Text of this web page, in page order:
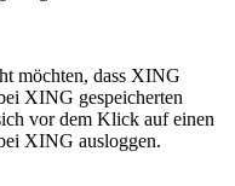
möchten, dass XING
XING gespeicherten
vor dem Klick auf einen
XING ausloggen.